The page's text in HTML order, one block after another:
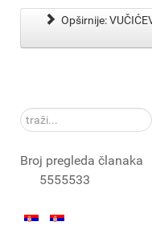
Opširnije:
traži...
Broj pregleda članaka
5555533